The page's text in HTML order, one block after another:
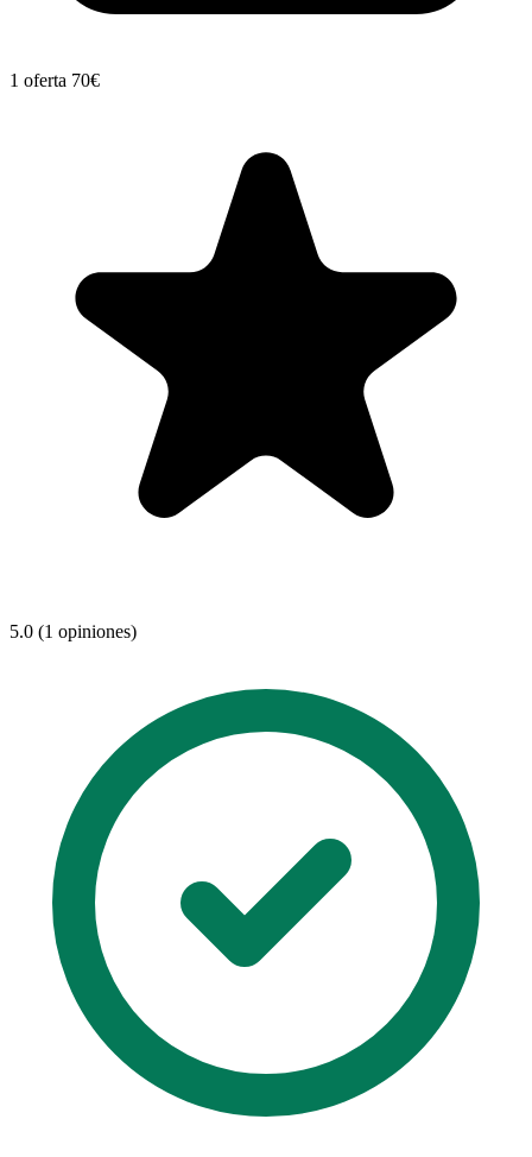
1 oferta 70€
5.0 (1 opiniones)